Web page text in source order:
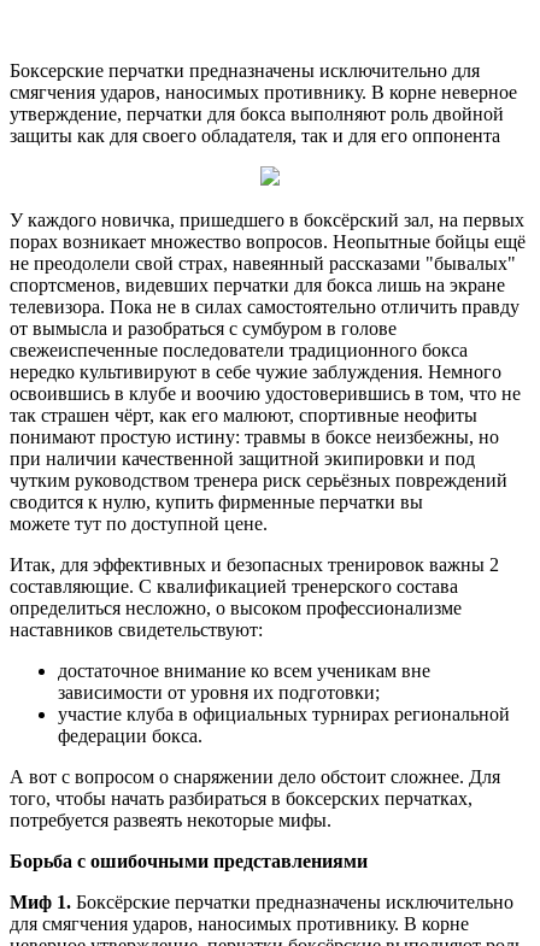
Боксерские перчатки предназначены исключительно для
смягчения ударов, наносимых противнику. В корне неверное
утверждение, перчатки для бокса выполняют роль двойной
защиты как для своего обладателя, так и для его оппонента
У каждого новичка, пришедшего в боксёрский зал, на первых
порах возникает множество вопросов. Неопытные бойцы ещё
не преодолели свой страх, навеянный рассказами "бывалых"
спортсменов, видевших перчатки для бокса лишь на экране
телевизора. Пока не в силах самостоятельно отличить правду
от вымысла и разобраться с сумбуром в голове
свежеиспеченные последователи традиционного бокса
нередко культивируют в себе чужие заблуждения. Немного
освоившись в клубе и воочию удостоверившись в том, что не
так страшен чёрт, как его малюют, спортивные неофиты
понимают простую истину: травмы в боксе неизбежны, но
при наличии качественной защитной экипировки и под
чутким руководством тренера риск серьёзных повреждений
сводится к нулю, купить фирменные перчатки вы
можете тут по доступной цене.
Итак, для эффективных и безопасных тренировок важны 2
составляющие. С квалификацией тренерского состава
определиться несложно, о высоком профессионализме
наставников свидетельствуют:
достаточное внимание ко всем ученикам вне
зависимости от уровня их подготовки;
участие клуба в официальных турнирах региональной
федерации бокса.
А вот с вопросом о снаряжении дело обстоит сложнее. Для
того, чтобы начать разбираться в боксерских перчатках,
потребуется развеять некоторые мифы.
Борьба с ошибочными представлениями
Миф 1. Боксёрские перчатки предназначены исключительно
для смягчения ударов, наносимых противнику. В корне